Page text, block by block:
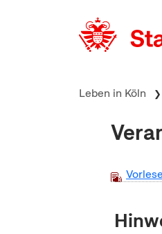
Leben in Köln